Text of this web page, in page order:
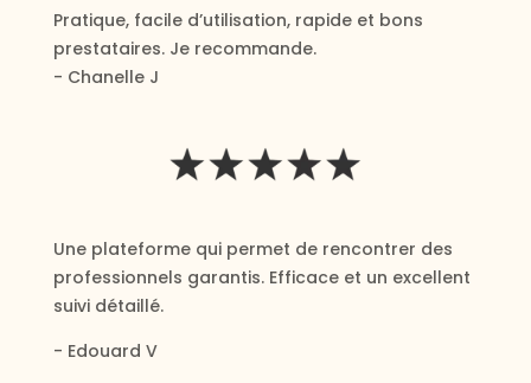
Pratique, facile d’utilisation, rapide et bons
prestataires. Je recommande.
- Chanelle J
Une plateforme qui permet de rencontrer des
professionnels garantis. Efficace et un excellent
suivi détaillé.
- Edouard V